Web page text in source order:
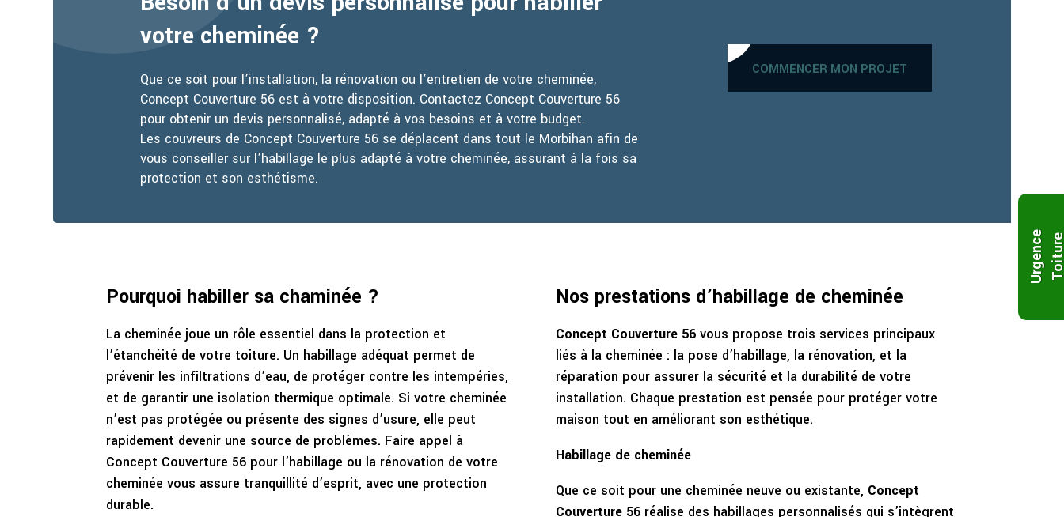
votre cheminée ?
Que ce soit pour l’installation, la rénovation ou l’entretien de votre cheminée,
Concept Couverture 56 est à votre disposition. Contactez Concept Couverture 56
pour obtenir un devis personnalisé, adapté à vos besoins et à votre budget.
Les couvreurs de Concept Couverture 56 se déplacent dans tout le Morbihan afin de
vous conseiller sur l’habillage le plus adapté à votre cheminée, assurant à la fois sa
protection et son esthétisme.
COMMENCER MON PROJET
Pourquoi habiller sa chaminée ?
La cheminée joue un rôle essentiel dans la protection et
l’étanchéité de votre toiture. Un habillage adéquat permet de
prévenir les infiltrations d’eau, de protéger contre les intempéries,
et de garantir une isolation thermique optimale. Si votre cheminée
n’est pas protégée ou présente des signes d’usure, elle peut
rapidement devenir une source de problèmes. Faire appel à
Concept Couverture 56 pour l’habillage ou la rénovation de votre
cheminée vous assure tranquillité d’esprit, avec une protection
durable.
Nos prestations d’habillage de cheminée
Concept Couverture 56vous propose trois services principaux
liés à la cheminée : la pose d’habillage, la rénovation, et la
réparation pour assurer la sécurité et la durabilité de votre
installation. Chaque prestation est pensée pour protéger votre
maison tout en améliorant son esthétique.
Habillage de cheminée
Que ce soit pour une cheminée neuve ou existante, Concept
Couverture 56réalise des habillages personnalisés qui s’intègrent
U
r
g
e
n
c
e
T
o
i
t
u
r